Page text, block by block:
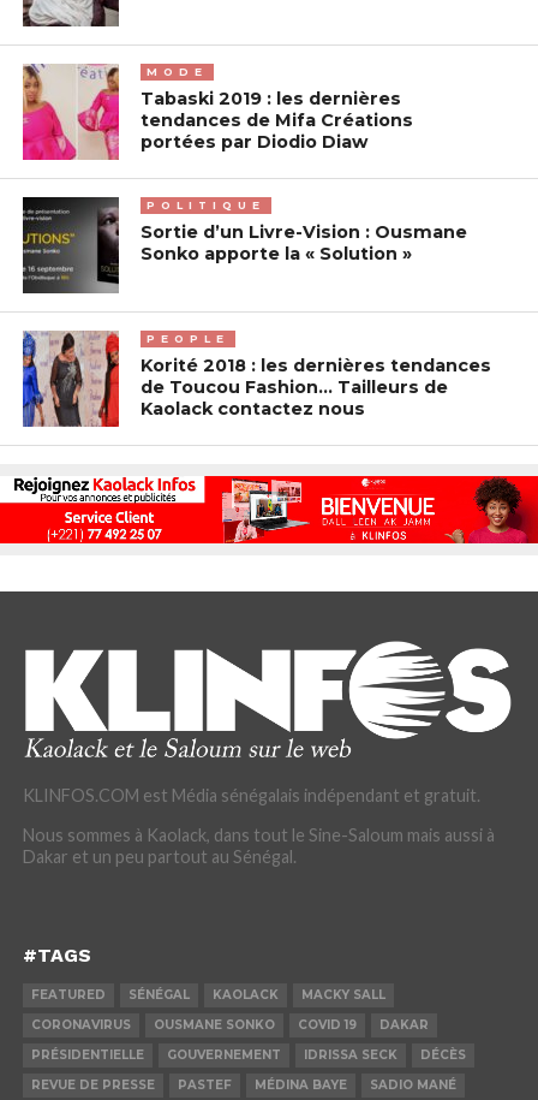
MODE
Tabaski 2019 : les dernières
tendances de Mifa Créations
portées par Diodio Diaw
POLITIQUE
Sortie d’un Livre-Vision : Ousmane
Sonko apporte la « Solution »
PEOPLE
Korité 2018 : les dernières tendances
de Toucou Fashion… Tailleurs de
Kaolack contactez nous
KLINFOS.COM est Média sénégalais indépendant et gratuit.
Nous sommes à Kaolack, dans tout le Sine-Saloum mais aussi à
Dakar et un peu partout au Sénégal.
#TAGS
FEATURED SÉNÉGAL KAOLACK
MACKY SALL
CORONAVIRUS
OUSMANE SONKO COVID 19
DAKAR
PRÉSIDENTIELLE
GOUVERNEMENT IDRISSA SECK
DÉCÈS
REVUE DE PRESSE
PASTEF MÉDINA BAYE SADIO MANÉ